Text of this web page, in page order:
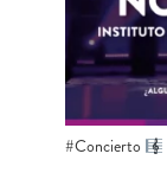
#Concierto